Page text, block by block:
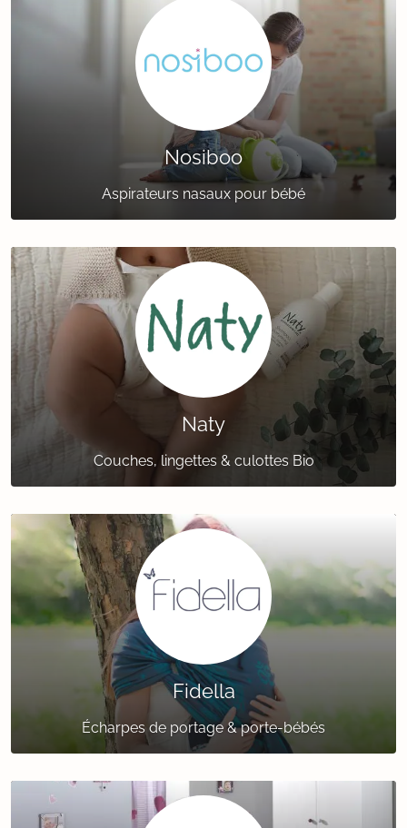
Nosiboo
Aspirateurs nasaux pour bébé
Naty
Couches, lingettes & culottes Bio
Fidella
Écharpes de portage & porte-bébés